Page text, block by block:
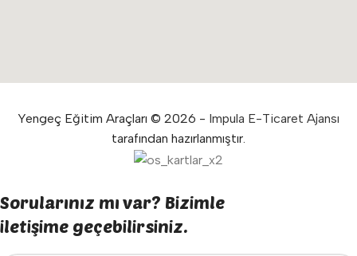
Yengeç Eğitim Araçları © 2026 - Impula E-Ticaret Ajansı
tarafından hazırlanmıştır.
Sorularınız mı var? Bizimle
iletişime geçebilirsiniz.